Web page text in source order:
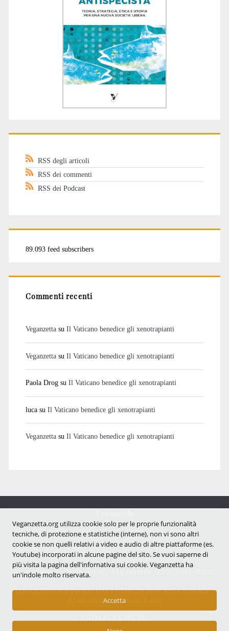
RSS degli articoli
RSS dei commenti
RSS dei Podcast
89.093 feed subscribers
Commenti recenti
Veganzettasu Il Vaticano benedice gli xenotrapianti
Veganzettasu Il Vaticano benedice gli xenotrapianti
Paola Drogsu Il Vaticano benedice gli xenotrapianti
lucasu Il Vaticano benedice gli xenotrapianti
Veganzettasu Il Vaticano benedice gli xenotrapianti
Notizie dal mondo vegan e antispecista
Copyright © 2007 - 2026 |
Informativa sui cookie (UE)|Informativa sulla Privacy|
Avvertenze e Licenza d'uso
Veganzetta.org utilizza cookie solo per le proprie funzionalità
tecniche, di protezione e statistiche (interne), non vi sono altri
cookie se non quelli relativi a video e audio di altre piattaforme (es.
Youtube) incorporati in alcune pagine del sito. Se vuoi saperne di
più visita la pagina dell'infornativa sui cookie. Veganzetta ha
un'indole molto riservata.
Accetta